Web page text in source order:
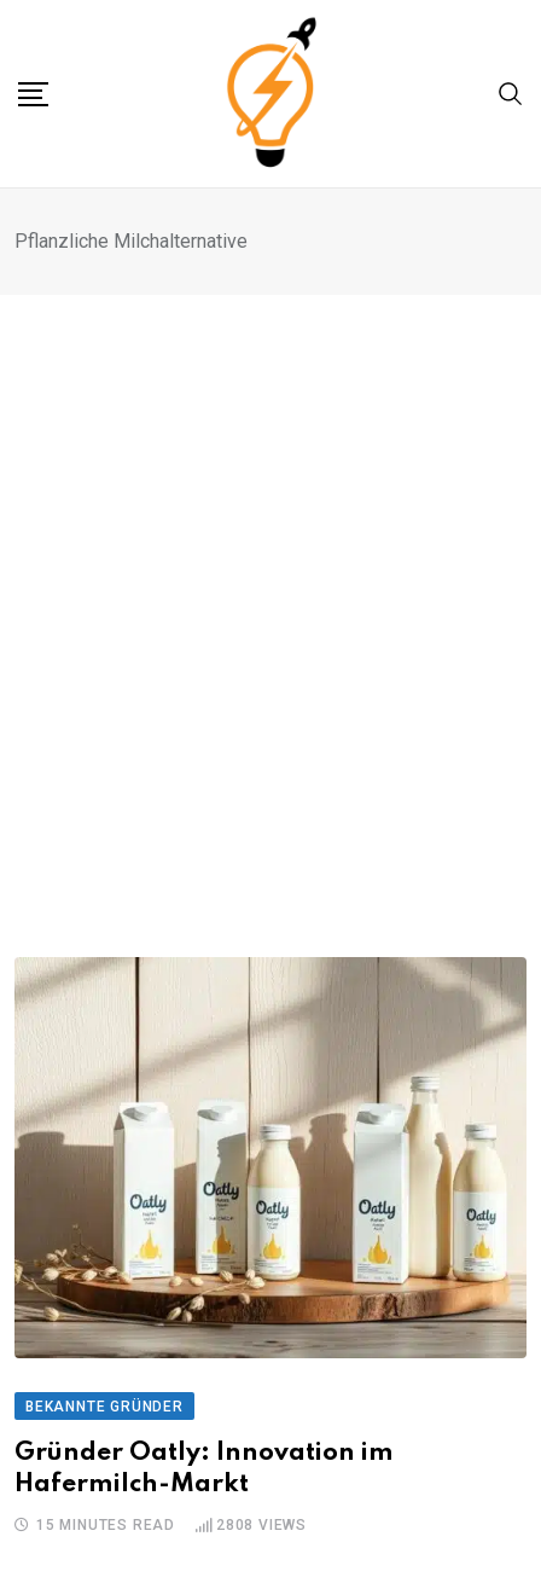
content
Pflanzliche Milchalternative
BEKANNTE GRÜNDER
Gründer Oatly: Innovation im
Hafermilch-Markt
15 MINUTES READ 2808 VIEWS